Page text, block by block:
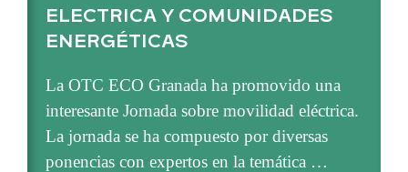
ELECTRICA Y COMUNIDADES
ENERGÉTICAS
La OTC ECO Granada ha promovido una
interesante Jornada sobre movilidad eléctrica.
La jornada se ha compuesto por diversas
ponencias con expertos en la temática …